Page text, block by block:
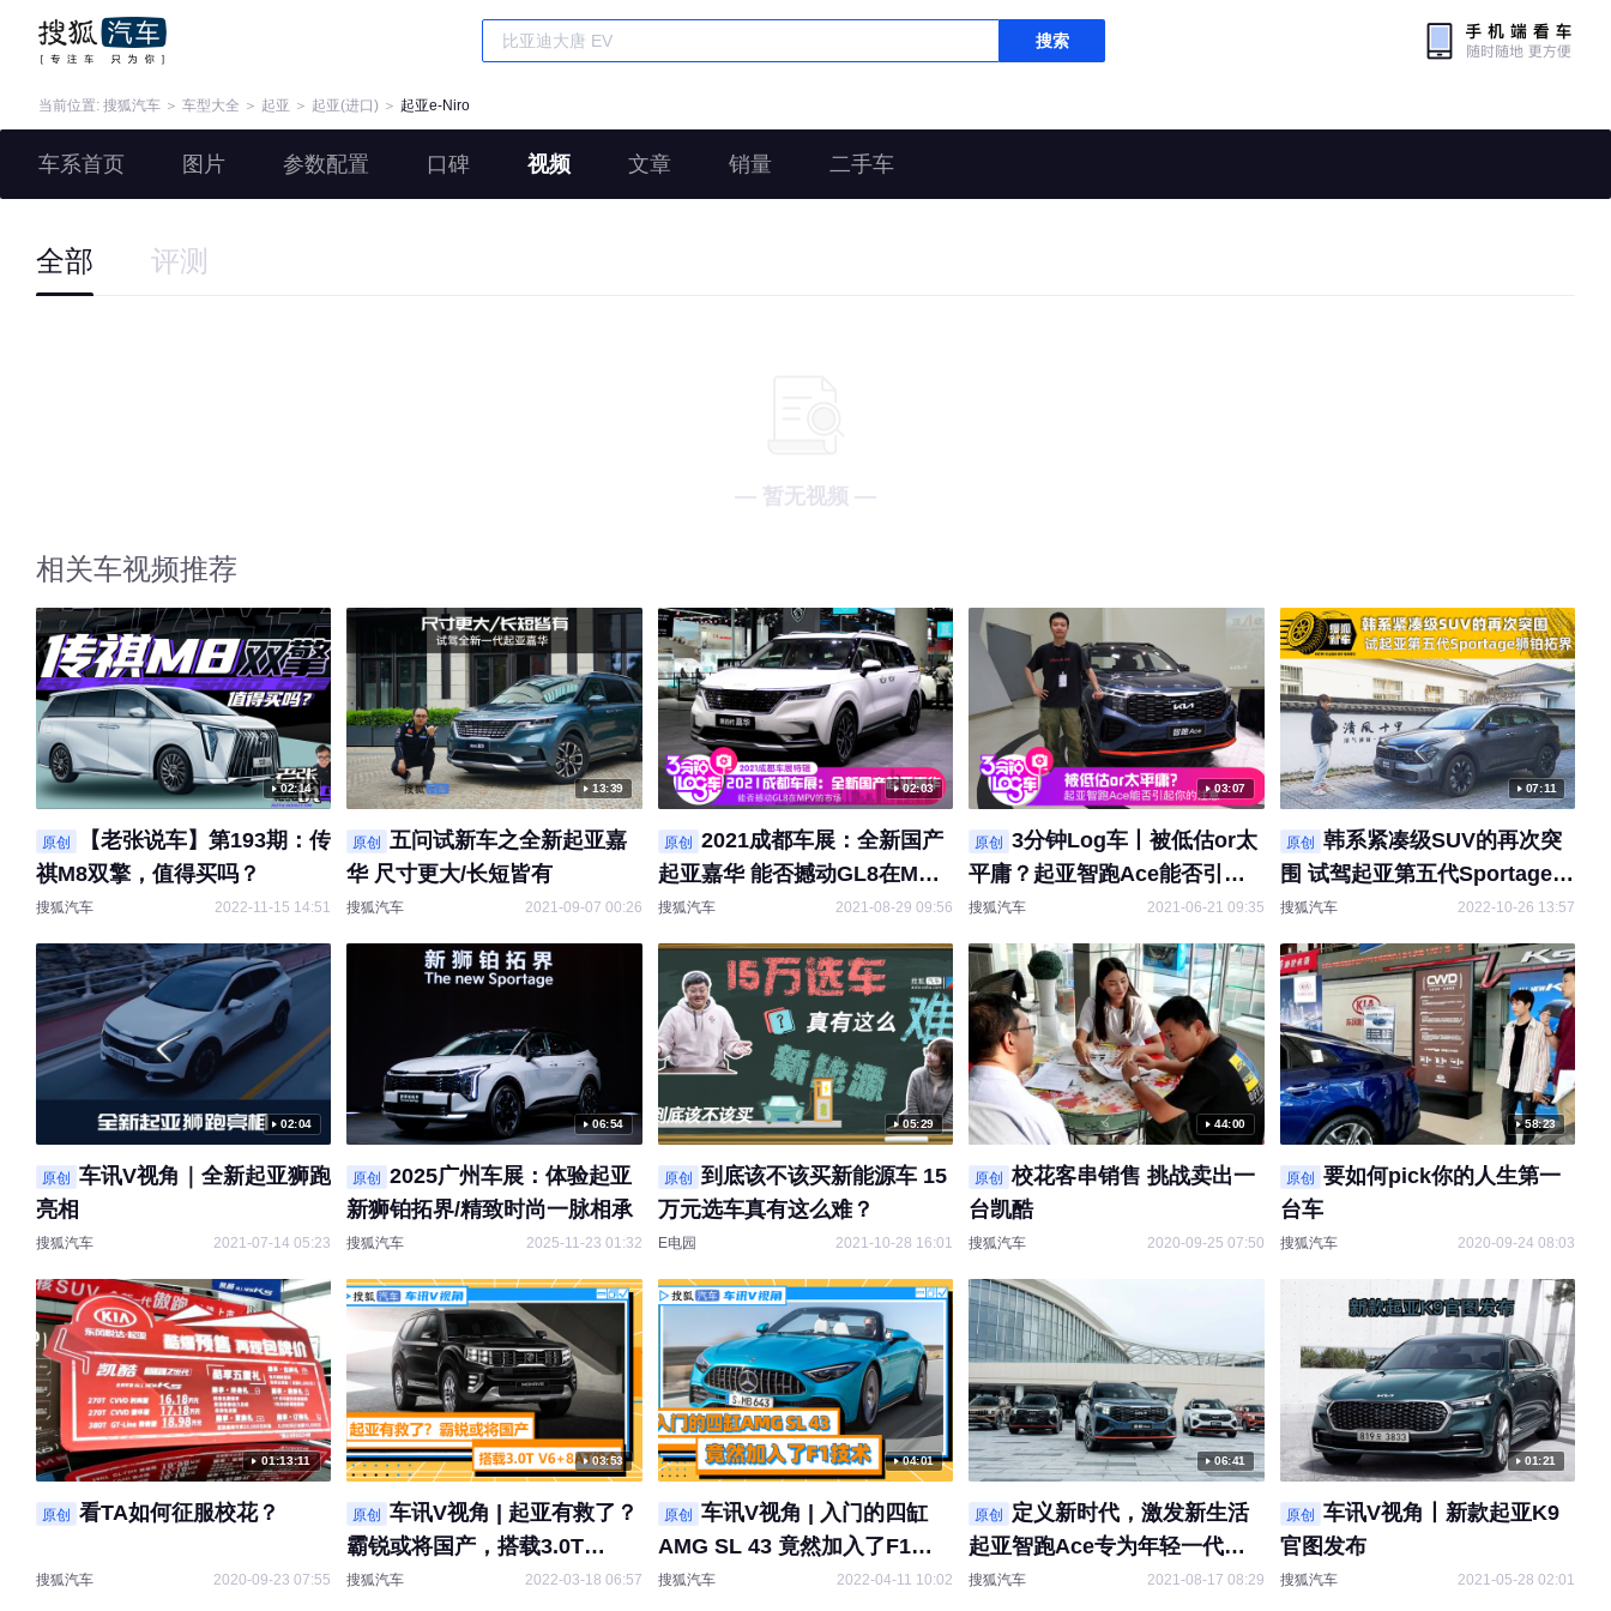
搜索
当前位置: 搜狐汽车 ＞ 车型大全 ＞ 起亚 ＞ 起亚(进口) ＞ 起亚e-Niro
车系首页 图片 参数配置 口碑 视频 文章 销量 二手车
全部 评测
— 暂无视频 —
相关车视频推荐
02:14
原创
【老张说车】第193期：传
祺M8双擎，值得买吗？
搜狐汽车 2022-11-15 14:51
13:39
原创
五问试新车之全新起亚嘉
华 尺寸更大/长短皆有
搜狐汽车 2021-09-07 00:26
02:03
原创
2021成都车展：全新国产
起亚嘉华 能否撼动GL8在MPV
的市场
搜狐汽车 2021-08-29 09:56
03:07
原创
3分钟Log车丨被低估or太
平庸？起亚智跑Ace能否引起
你的注意
搜狐汽车 2021-06-21 09:35
07:11
原创
韩系紧凑级SUV的再次突
围 试驾起亚第五代Sportage狮
铂拓界
搜狐汽车 2022-10-26 13:57
02:04
原创
车讯V视角｜全新起亚狮跑
亮相
搜狐汽车 2021-07-14 05:23
06:54
原创
2025广州车展：体验起亚
新狮铂拓界/精致时尚一脉相承
搜狐汽车 2025-11-23 01:32
05:29
原创
到底该不该买新能源车 15
万元选车真有这么难？
E电园 2021-10-28 16:01
44:00
原创
校花客串销售 挑战卖出一
台凯酷
搜狐汽车 2020-09-25 07:50
58:23
原创
要如何pick你的人生第一
台车
搜狐汽车 2020-09-24 08:03
01:13:11
原创 看TA如何征服校花？
搜狐汽车 2020-09-23 07:55
03:53
原创
车讯V视角 | 起亚有救了？
霸锐或将国产，搭载3.0T
V6+8AT
搜狐汽车 2022-03-18 06:57
04:01
原创 车讯V视角 | 入门的四缸
AMG SL 43 竟然加入了F1技
术
搜狐汽车 2022-04-11 10:02
06:41
原创
定义新时代，激发新生活
起亚智跑Ace专为年轻一代打
造
搜狐汽车 2021-08-17 08:29
01:21
原创 车讯V视角丨新款起亚K9
官图发布
搜狐汽车 2021-05-28 02:01